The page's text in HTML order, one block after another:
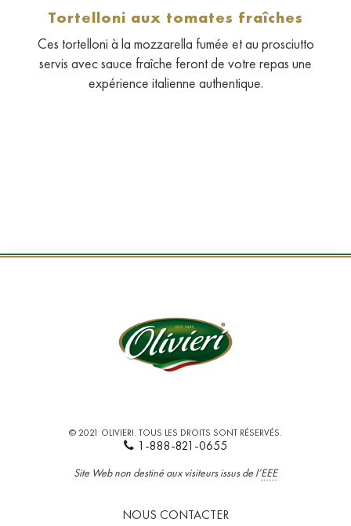
Tortelloni aux tomates fraîches
Ces tortelloni à la mozzarella fumée et au prosciutto
servis avec sauce fraîche feront de votre repas une
expérience italienne authentique.
© 2021 OLIVIERI. TOUS LES DROITS SONT RÉSERVÉS.
1-888-821-0655
Site Web non destiné aux visiteurs issus de l’EEE
NOUS CONTACTER